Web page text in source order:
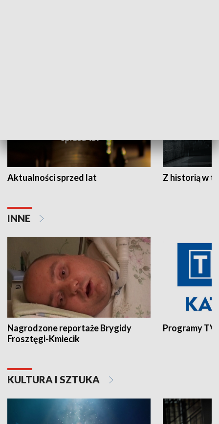
Aktualności sprzed lat Z historią w
INNE
Nagrodzone reportaże Brygidy
Frosztęgi-Kmiecik
Programy
KULTURA I SZTUKA